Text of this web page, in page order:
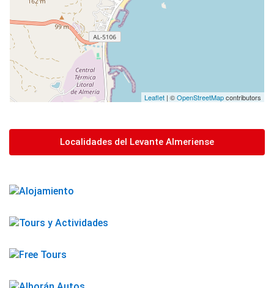
Leaflet | ©OpenStreetMapcontributors
Localidades del Levante Almeriense